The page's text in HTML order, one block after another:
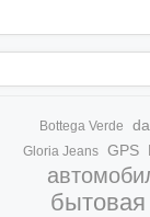
Bottega Verde
Gloria Jeans GPS
бытовая